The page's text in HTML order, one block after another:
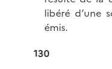
libéré d’une
émis.
130